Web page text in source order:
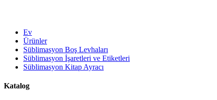
Ev
Ürünler
Süblimasyon Boş Levhaları
Süblimasyon İşaretleri ve Etiketleri
Süblimasyon Kitap Ayracı
Katalog